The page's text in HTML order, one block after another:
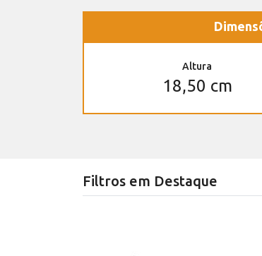
Altura
18,50 cm
Filtros em Destaque